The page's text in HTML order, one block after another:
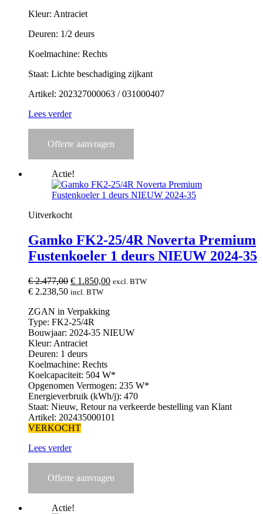
Kleur: Antraciet
Deuren: 1/2 deurs
Koelmachine: Rechts
Staat: Lichte beschadiging zijkant
Artikel: 202327000063 / 031000407
Lees verder
Offerte aanvragen
Actie!
Uitverkocht
Gamko FK2-25/4R Noverta Premium
Fustenkoeler 1 deurs NIEUW 2024-35
€2.477,00 Oorspronkelijke
prijs
€ 2.477,00.
€ 1.850,00Huidige
excl. BTW
€ 2.238,50 incl. BTW
ZGAN in Verpakking
Type: FK2-25/4R
Bouwjaar: 2024-35 NIEUW
Kleur: Antraciet
Deuren: 1 deurs
Koelmachine: Rechts
Koelcapaciteit: 504 W*
Opgenomen Vermogen: 235 W*
Energieverbruik (kWh/j): 470
Staat: Nieuw, Retour na verkeerde bestelling van Klant
Artikel: 202435000101
VERKOCHT
Lees verder
Offerte aanvragen
Actie!